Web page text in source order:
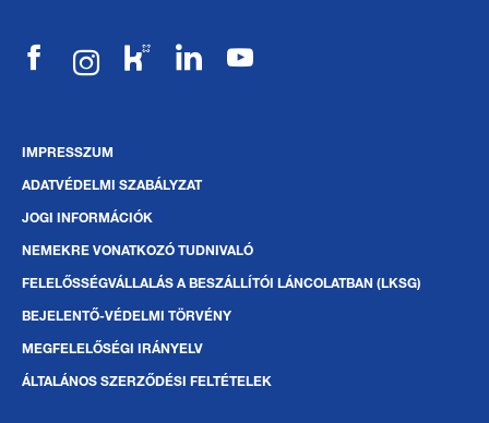
IMPRESSZUM
ADATVÉDELMI SZABÁLYZAT
JOGI INFORMÁCIÓK
NEMEKRE VONATKOZÓ TUDNIVALÓ
FELELŐSSÉGVÁLLALÁS A BESZÁLLÍTÓI LÁNCOLATBAN (LKSG)
BEJELENTŐ-VÉDELMI TÖRVÉNY
MEGFELELŐSÉGI IRÁNYELV
ÁLTALÁNOS SZERZŐDÉSI FELTÉTELEK